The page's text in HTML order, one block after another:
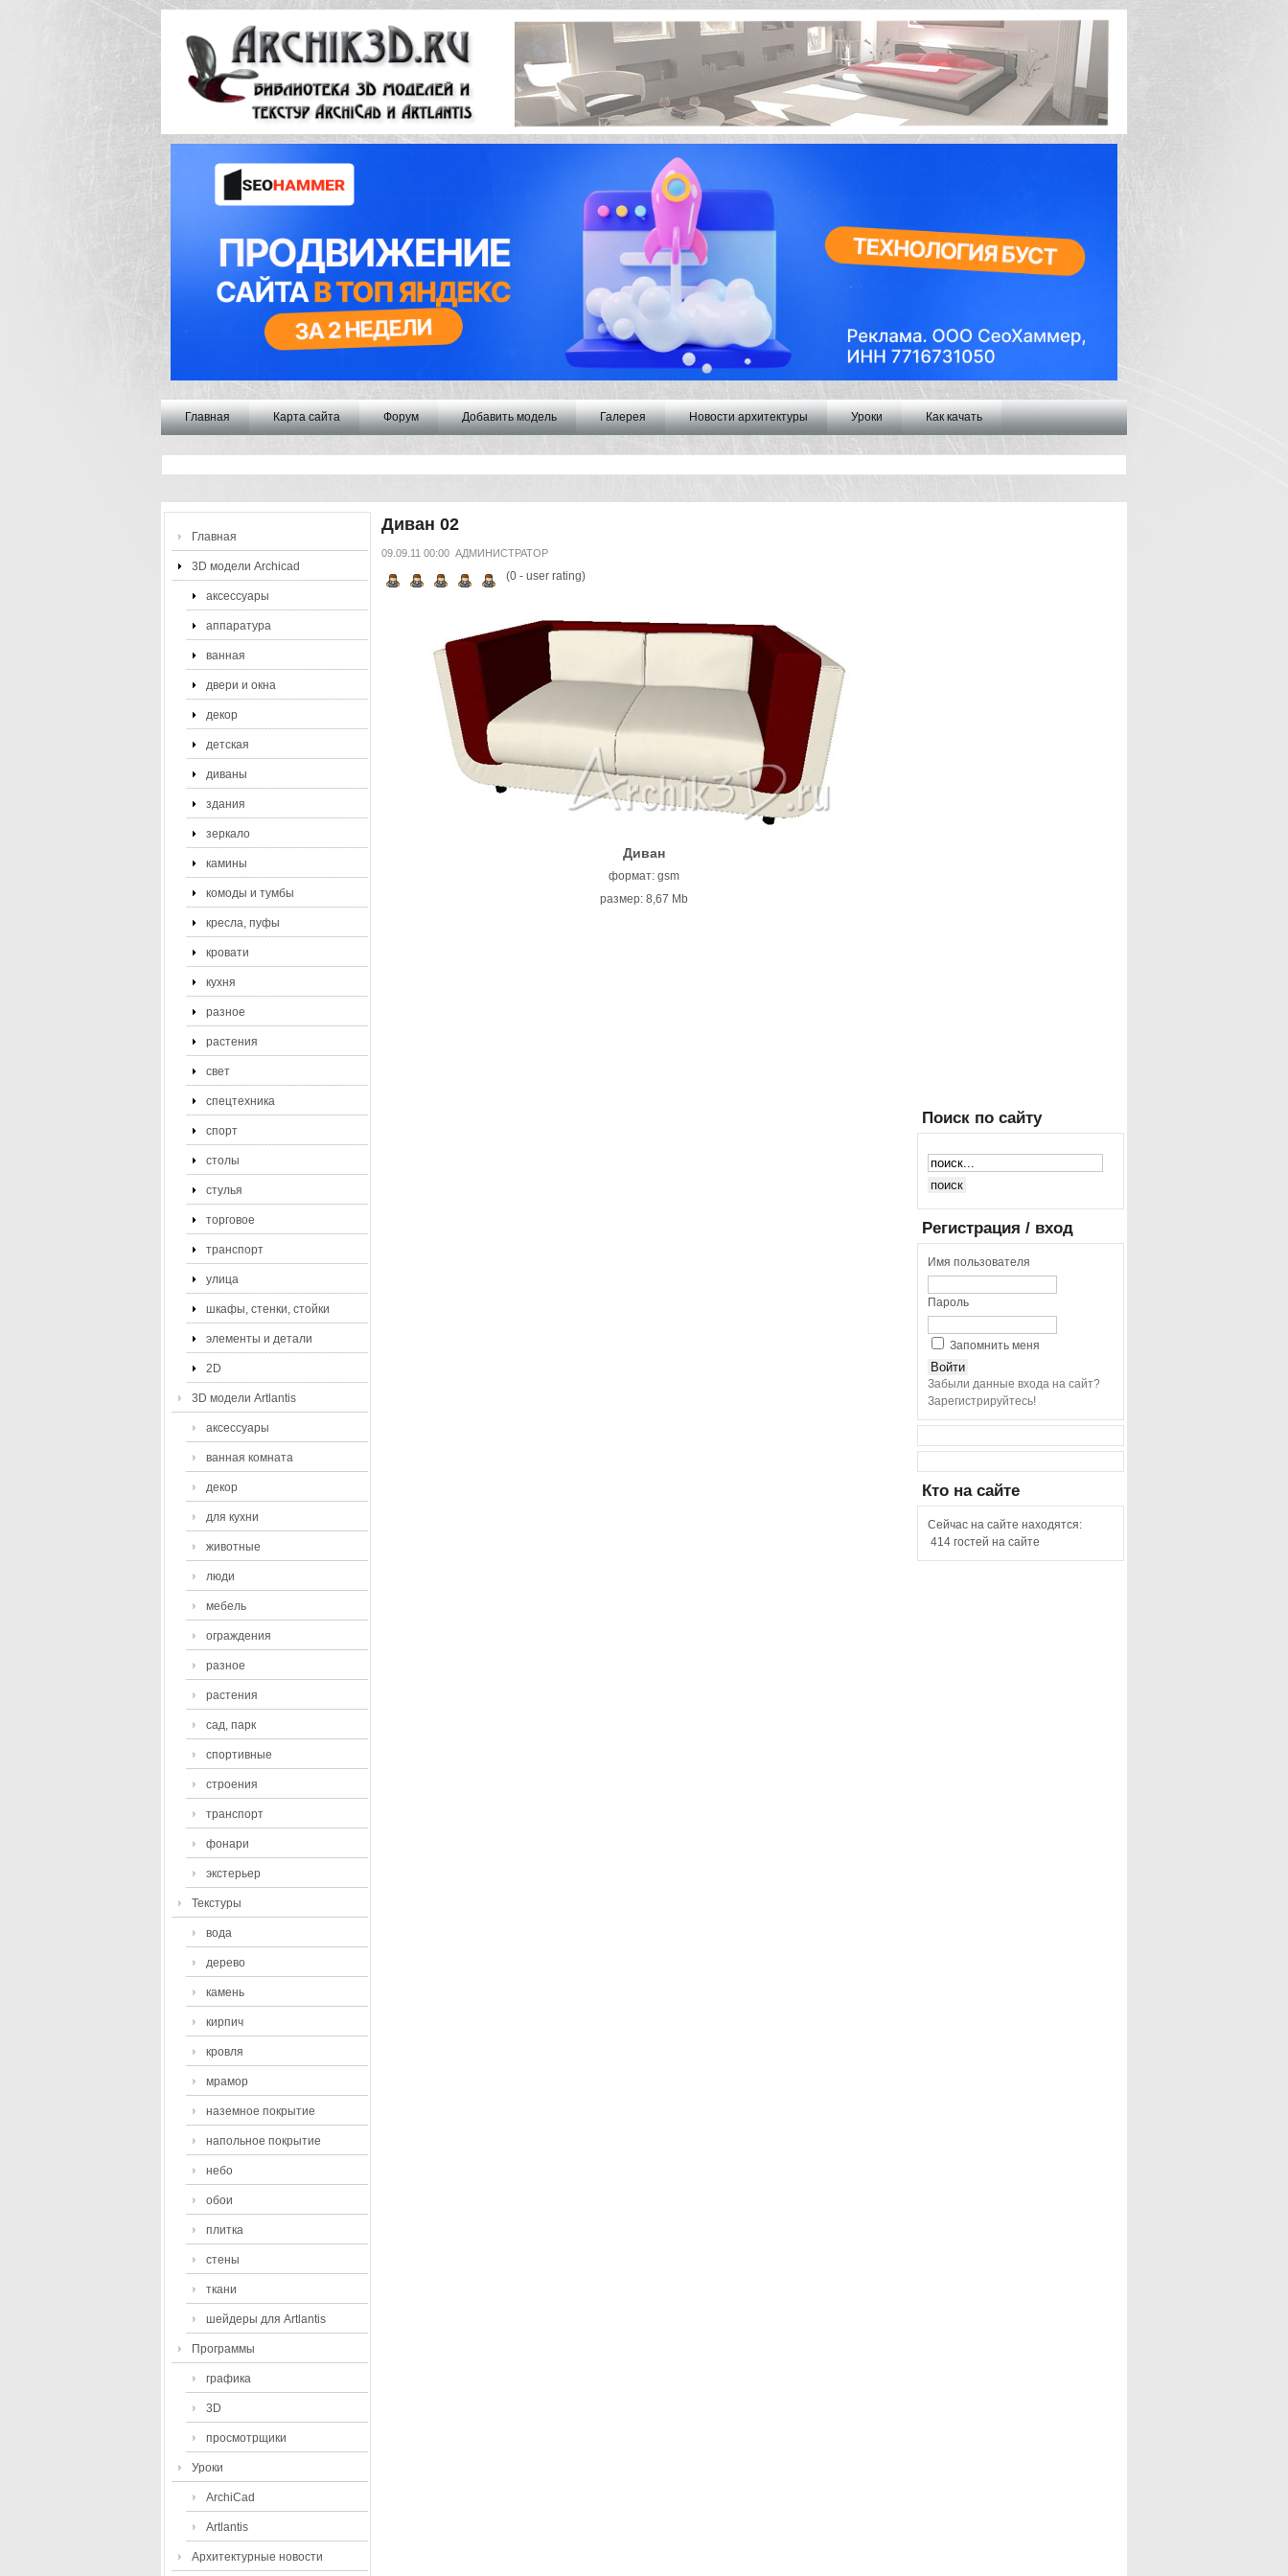
Главная Карта сайта Форум Добавить модель Галерея Новости архитектуры Уроки Как качать
Главная
3D модели Archicad
аксессуары
аппаратура
ванная
двери и окна
декор
детская
диваны
здания
зеркало
камины
комоды и тумбы
кресла, пуфы
кровати
кухня
разное
растения
свет
спецтехника
спорт
столы
стулья
торговое
транспорт
улица
шкафы, стенки, стойки
элементы и детали
2D
3D модели Artlantis
аксессуары
ванная комната
декор
для кухни
животные
люди
мебель
ограждения
разное
растения
сад, парк
спортивные
строения
транспорт
фонари
экстерьер
Текстуры
вода
дерево
камень
кирпич
кровля
мрамор
наземное покрытие
напольное покрытие
небо
обои
плитка
стены
ткани
шейдеры для Artlantis
Программы
графика
3D
просмотрщики
Уроки
ArchiCad
Artlantis
Архитектурные новости
Диван 02
09.09.11 00:00 АДМИНИСТРАТОР
(0- user rating)
Диван
формат: gsm
размер: 8,67 Mb
Поиск по сайту
Регистрация / вход
Имя пользователя
Пароль
Запомнить меня
Забыли данные входа на сайт?
Зарегистрируйтесь!
Кто на сайте
Сейчас на сайте находятся:
414 гостей на сайте